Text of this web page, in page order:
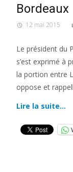
Bordeaux
12 mai 2015
Le président du
s’est exprimé à
la portion entre
oppose et
Lire la suite…